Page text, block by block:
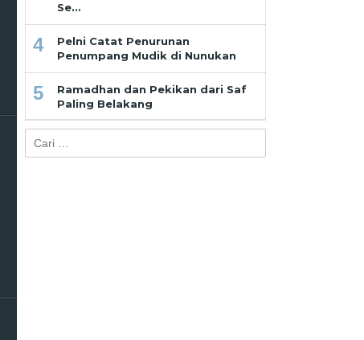
Se…
4
Pelni Catat Penurunan
Penumpang Mudik di Nunukan
5
Ramadhan dan Pekikan dari Saf
Paling Belakang
untuk: